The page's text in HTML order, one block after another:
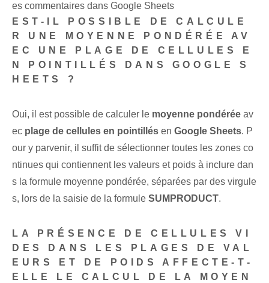
es commentaires dans Google Sheets
EST-IL POSSIBLE DE CALCULE
R UNE MOYENNE PONDÉRÉE AV
EC UNE PLAGE DE CELLULES E
N POINTILLÉS DANS GOOGLE S
HEETS ?
Oui, il est possible de calculer le moyenne pondérée av
ec plage de cellules en pointillés en Google Sheets.⁢ P
our y parvenir, il suffit de sélectionner toutes les zones co
ntinues qui contiennent les valeurs et poids à inclure dan
s la formule moyenne pondérée, séparées par des virgule
s, lors de la saisie de la formule SUMPRODUCT.
LA PRÉSENCE DE CELLULES VI
DES DANS LES PLAGES DE VAL
EURS ET DE POIDS AFFECTE-T-
ELLE LE CALCUL DE LA MOYEN